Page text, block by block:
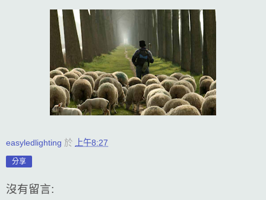
easyledlighting 於 上午8:27
分享
沒有留言: